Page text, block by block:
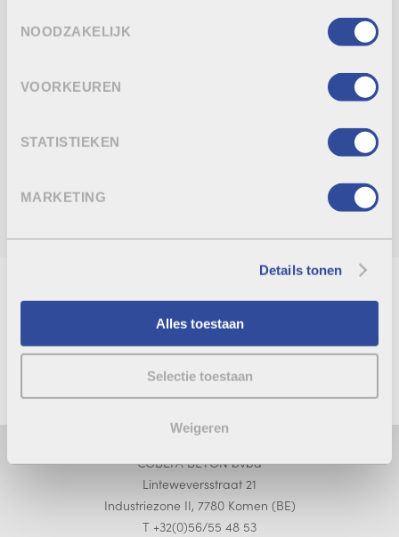
NOODZAKELIJK
VOORKEUREN
STATISTIEKEN
MARKETING
Details tonen
Alles toestaan
Selectie toestaan
Weigeren
PRODUTOS RELACIONADOS
REGRESSO À VISTA GERAL
ENTRAR EM CONTACTO
COBEFA BETON bvba
Linteweversstraat 21
Industriezone II, 7780 Komen (BE)
T +32(0)56/55 48 53